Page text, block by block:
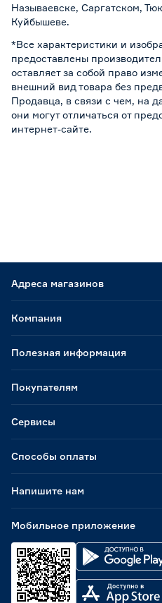
Называевске, Саргатском,
Куйбышеве.
*Все характеристики и
предоставлены
оставляет за собой право
внешний вид товара без
Продавца, в связи с чем, на
они могут отличаться от
интернет-сайте.
Адреса магазинов
Способы оплаты
Мобильное приложение
Компания
Полезная информация
Покупателям
Сервисы
Напишите нам